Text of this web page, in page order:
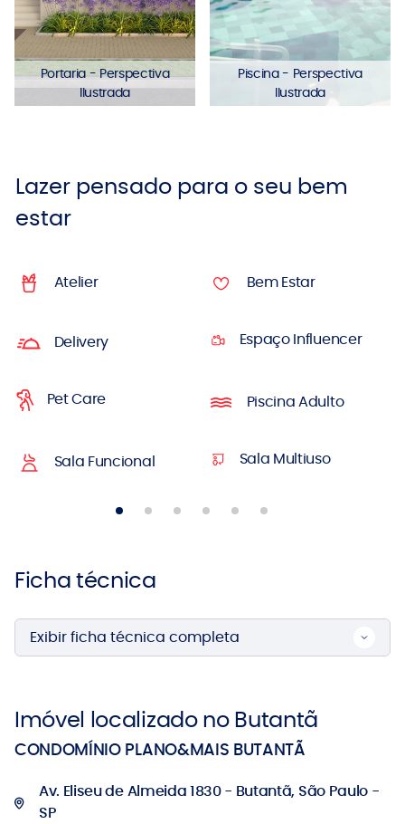
Portaria - Perspectiva
Ilustrada
Piscina - Perspectiva
Ilustrada
Lazer pensado para o seu bem
estar
Atelier Bem Estar
Delivery Espaço Influencer
Pet Care Piscina Adulto
Sala Funcional Sala Multiuso
Ficha técnica
Exibir ficha técnica completa
Imóvel localizado no Butantã
CONDOMÍNIO PLANO&MAIS BUTANTÃ
Av. Eliseu de Almeida 1830 - Butantã, São Paulo -
SP